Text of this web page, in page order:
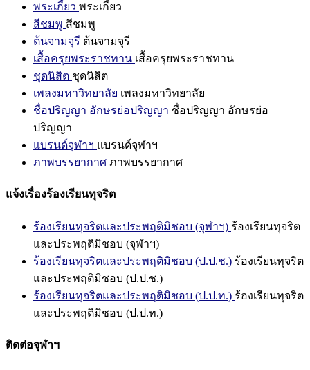
พระเกี้ยว พระเกี้ยว
สีชมพู สีชมพู
ต้นจามจุรี ต้นจามจุรี
เสื้อครุยพระราชทาน เสื้อครุยพระราชทาน
ชุดนิสิต ชุดนิสิต
เพลงมหาวิทยาลัย เพลงมหาวิทยาลัย
ชื่อปริญญา อักษรย่อปริญญา ชื่อปริญญา อักษรย่อ
ปริญญา
แบรนด์จุฬาฯ แบรนด์จุฬาฯ
ภาพบรรยากาศ ภาพบรรยากาศ
แจ้งเรื่องร้องเรียนทุจริต
ร้องเรียนทุจริตและประพฤติมิชอบ (จุฬาฯ) ร้องเรียนทุจริต
และประพฤติมิชอบ (จุฬาฯ)
ร้องเรียนทุจริตและประพฤติมิชอบ (ป.ป.ช.) ร้องเรียนทุจริต
และประพฤติมิชอบ (ป.ป.ช.)
ร้องเรียนทุจริตและประพฤติมิชอบ (ป.ป.ท.) ร้องเรียนทุจริต
และประพฤติมิชอบ (ป.ป.ท.)
ติดต่อจุฬาฯ